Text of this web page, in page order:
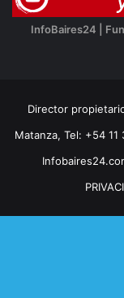
InfoBaires24 |
Director
Matanza, Tel: +54